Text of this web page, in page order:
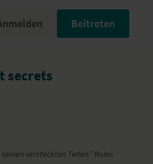
Beitreten
secrets
versteckten Tiefen.” Rumi